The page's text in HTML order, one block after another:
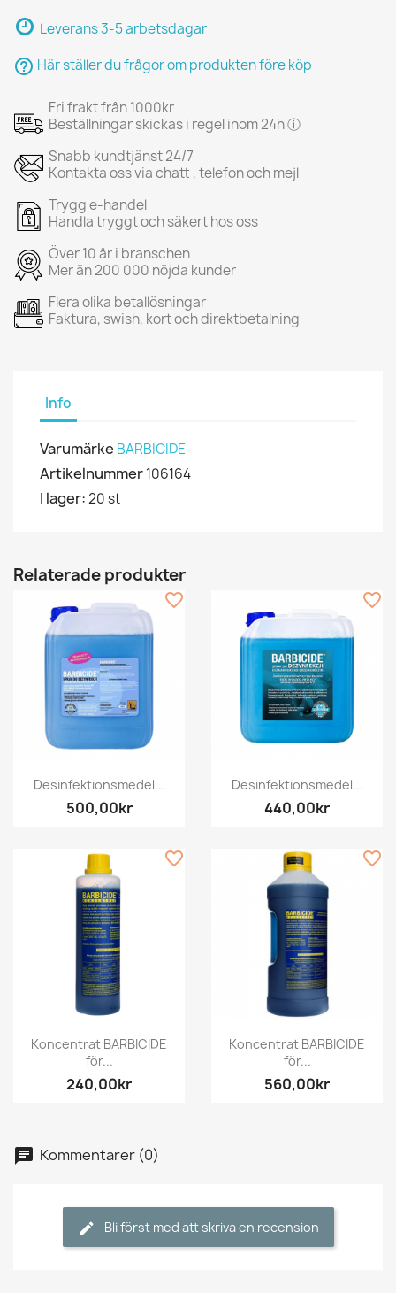
Leverans 3-5 arbetsdagar
help_outline Här ställer du frågor om produkten före köp
Fri frakt från 1000kr
Beställningar skickas i regel inom 24h ⓘ
Snabb kundtjänst 24/7
Kontakta oss via chatt , telefon och mejl
Trygg e-handel
Handla tryggt och säkert hos oss
Över 10 år i branschen
Mer än 200 000 nöjda kunder
Flera olika betallösningar
Faktura, swish, kort och direktbetalning
Info
Varumärke BARBICIDE
Artikelnummer106164
I lager:20 st
Relaterade produkter
Desinfektionsmedel...
500,00kr
favorite_border
Desinfektionsmedel...
440,00kr
favorite_border
Koncentrat BARBICIDE
för...
240,00kr
favorite_border
Koncentrat BARBICIDE
för...
560,00kr
favorite_border
Kommentarer (0)
Bli först med att skriva en recension